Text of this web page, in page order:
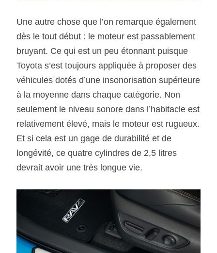
Une autre chose que l’on remarque également
dès le tout début : le moteur est passablement
bruyant. Ce qui est un peu étonnant puisque
Toyota s’est toujours appliquée à proposer des
véhicules dotés d’une insonorisation supérieure
à la moyenne dans chaque catégorie. Non
seulement le niveau sonore dans l’habitacle est
relativement élevé, mais le moteur est rugueux.
Et si cela est un gage de durabilité et de
longévité, ce quatre cylindres de 2,5 litres
devrait avoir une très longue vie.